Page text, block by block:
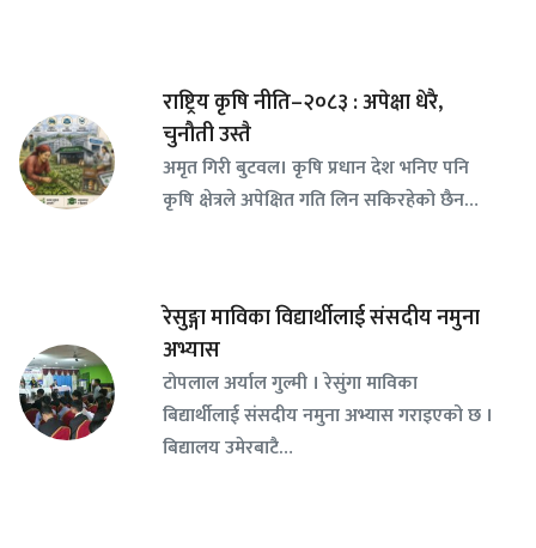
राष्ट्रिय कृषि नीति–२०८३ : अपेक्षा धेरै,
चुनौती उस्तै
अमृत गिरी बुटवल। कृषि प्रधान देश भनिए पनि
कृषि क्षेत्रले अपेक्षित गति लिन सकिरहेको छैन…
रेसुङ्गा माविका विद्यार्थीलाई संसदीय नमुना
अभ्यास
टोपलाल अर्याल गुल्मी । रेसुंगा माविका
बिद्यार्थीलाई संसदीय नमुना अभ्यास गराइएको छ ।
बिद्यालय उमेरबाटै…